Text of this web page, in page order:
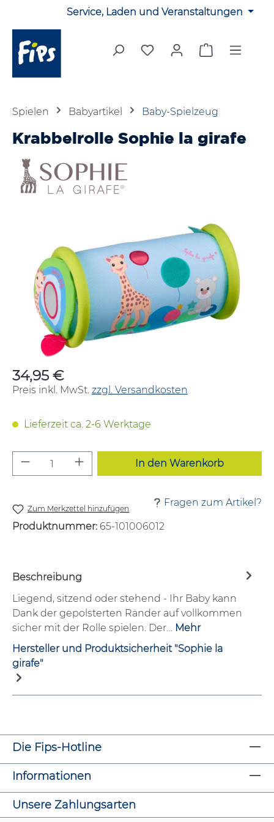
Zum Hauptinhalt springenService, Laden und Veranstaltungen
Du hast 0 Produkte auf
Warenkorb
Spielen Babyartikel Baby-Spielzeug
Krabbelrolle Sophie la girafe
Regulärer Preis:
34,95 €
Preis inkl. MwSt. zzgl. Versandkosten
Lieferzeit ca. 2-6 Werktage
Produkt Anzahl: Gib den
In den Warenkorb
Zum Merkzettel hinzufügen
Fragen zum Artikel?
Produktnummer: 65-101006012
Beschreibung
Liegend, sitzend oder stehend - Ihr Baby kann
Dank der gepolsterten Ränder auf vollkommen
sicher mit der Rolle spielen. Der… Mehr
Hersteller und Produktsicherheit "Sophie la
girafe"
Die Fips-Hotline
Informationen
Unsere Zahlungsarten